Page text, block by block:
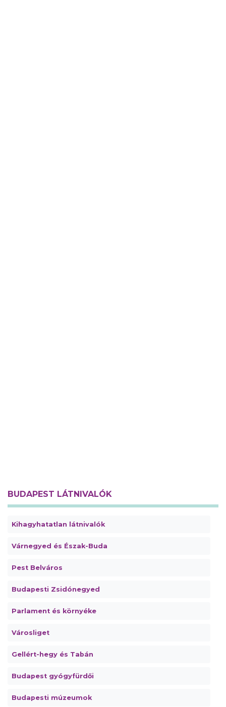
BUDAPEST LÁTNIVALÓK
Kihagyhatatlan látnivalók
Várnegyed és Észak-Buda
Pest Belváros
Budapesti Zsidónegyed
Parlament és környéke
Városliget
Gellért-hegy és Tabán
Budapest gyógyfürdői
Budapesti múzeumok